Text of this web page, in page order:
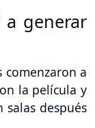
a generar
comenzaron a
la película y
salas después